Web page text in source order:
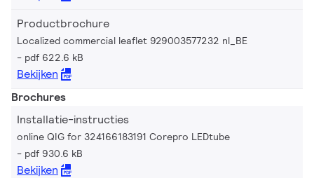
Productbrochure
Localized commercial leaflet 929003577232 nl_BE
pdf 622.6 kB
Bekijken
Brochures
Installatie-instructies
online QIG for 324166183191 Corepro LEDtube
pdf 930.6 kB
Bekijken